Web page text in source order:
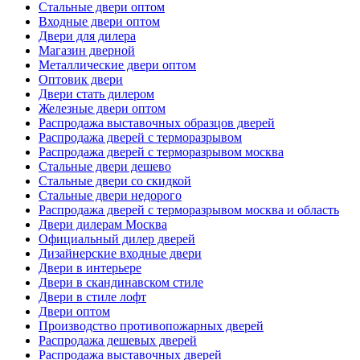
Стальные двери оптом
Входные двери оптом
Двери для дилера
Магазин дверной
Металлические двери оптом
Оптовик двери
Двери стать дилером
Железные двери оптом
Распродажа выставочных образцов дверей
Распродажа дверей с терморазрывом
Распродажа дверей с терморазрывом москва
Стальные двери дешево
Стальные двери со скидкой
Стальные двери недорого
Распродажа дверей с терморазрывом москва и область
Двери дилерам Москва
Официальный дилер дверей
Дизайнерские входные двери
Двери в интерьере
Двери в скандинавском стиле
Двери в стиле лофт
Двери оптом
Производство противопожарных дверей
Распродажа дешевых дверей
Распродажа выставочных дверей